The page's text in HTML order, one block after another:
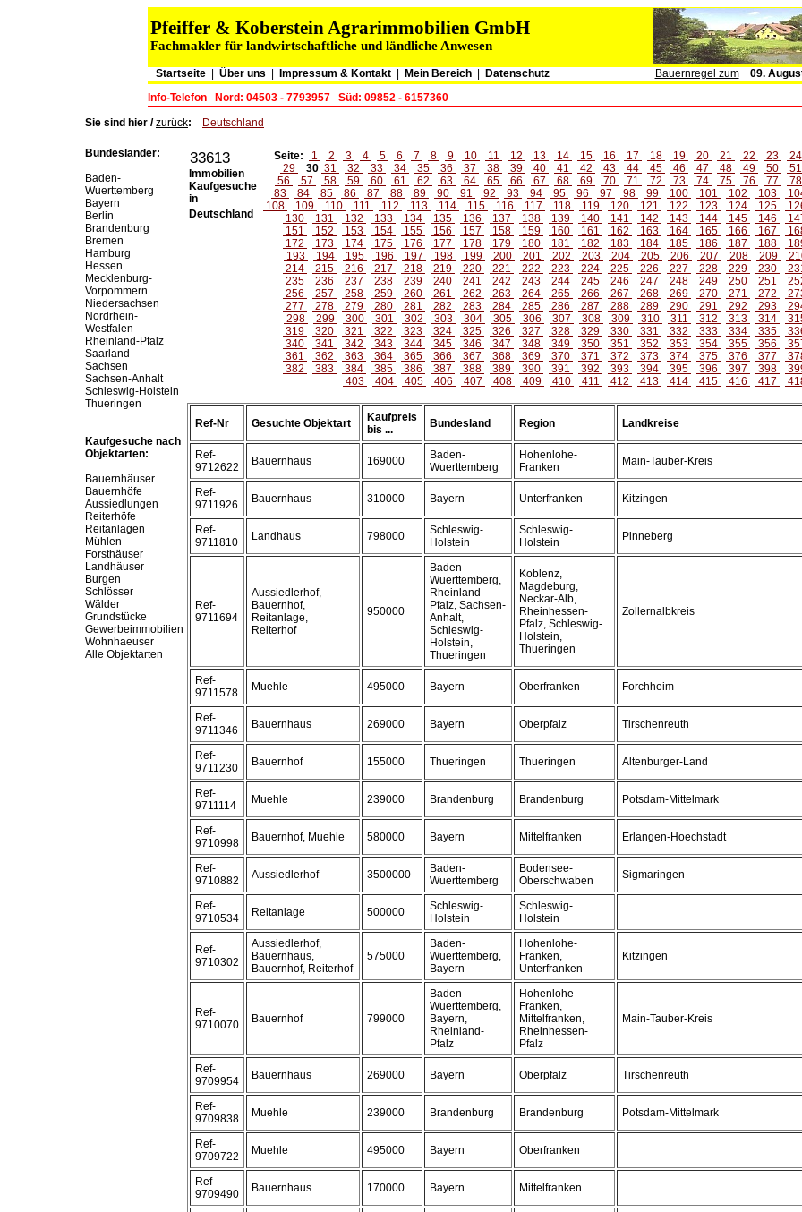
Pfeiffer & Koberstein Agrarimmobilien GmbH
Fachmakler für landwirtschaftliche und ländliche Anwesen
Startseite| Über uns Impressum & Kontakt| Mein Bereich Datenschutz Bauernregel zum
09.
Info-Telefon
Nord: 04503 - 7793957 Süd: 09852 - 6157360
Sie sind hier /zurück: Deutschland
Bundesländer:
Baden-
Wuerttemberg
Bayern
Berlin
Brandenburg
Bremen
Hamburg
Hessen
Mecklenburg-
Vorpommern
Niedersachsen
Nordrhein-
Westfalen
Rheinland-Pfalz
Saarland
Sachsen
Sachsen-Anhalt
Schleswig-Holstein
Thueringen
Kaufgesuche nach
Objektarten:
Bauernhäuser
Bauernhöfe
Aussiedlungen
Reiterhöfe
Reitanlagen
Mühlen
Forsthäuser
Landhäuser
Burgen
Schlösser
Wälder
Grundstücke
Gewerbeimmobilien
Wohnhaeuser
Alle Objektarten
33613
Immobilien
Kaufgesuche
in
Deutschland
Seite: 1 2 3 4 5 6 7 8 9 10 11 12 13 14 15 16 17 18 19 20 21 22 23 24
29
30 31 32 33 34 35 36 37 38 39 40 41 42 43 44 45 46 47 48 49 50 51
56
57 58 59 60 61 62 63 64 65 66 67 68 69 70 71 72 73 74 75 76 77 78
83
84 85 86 87 88 89 90 91 92 93 94 95 96 97 98 99 100 101 102 103
108
109 110 111 112 113 114 115 116 117 118 119 120 121 122 123 124 125
130
131 132 133 134 135 136 137 138 139 140 141 142 143 144 145 146
151
152 153 154 155 156 157 158 159 160 161 162 163 164 165 166 167
172
173 174 175 176 177 178 179 180 181 182 183 184 185 186 187 188
193
194 195 196 197 198 199 200 201 202 203 204 205 206 207 208 209
214
215 216 217 218 219 220 221 222 223 224 225 226 227 228 229 230
235
236 237 238 239 240 241 242 243 244 245 246 247 248 249 250 251
256
257 258 259 260 261 262 263 264 265 266 267 268 269 270 271 272
277
278 279 280 281 282 283 284 285 286 287 288 289 290 291 292 293
298
299 300 301 302 303 304 305 306 307 308 309 310 311 312 313 314
319
320 321 322 323 324 325 326 327 328 329 330 331 332 333 334 335
340
341 342 343 344 345 346 347 348 349 350 351 352 353 354 355 356
361
362 363 364 365 366 367 368 369 370 371 372 373 374 375 376 377
382
383 384 385 386 387 388 389 390 391 392 393 394 395 396 397 398
403
404 405 406 407 408 409 410 411 412 413 414 415 416 417
Ref-Nr Gesuchte Objektart
Kaufpreis
bis ...
Bundesland Region Landkreise
Ref-
9712622
Bauernhaus 169000
Baden-
Wuerttemberg
Hohenlohe-
Franken
Main-Tauber-Kreis
Ref-
9711926
Bauernhaus 310000 Bayern Unterfranken Kitzingen
Ref-
9711810
Landhaus 798000
Schleswig-
Holstein
Schleswig-
Holstein
Pinneberg
Ref-
9711694
Aussiedlerhof,
Bauernhof,
Reitanlage,
Reiterhof
950000
Baden-
Wuerttemberg,
Rheinland-
Pfalz, Sachsen-
Anhalt,
Schleswig-
Holstein,
Thueringen
Koblenz,
Magdeburg,
Neckar-Alb,
Rheinhessen-
Pfalz, Schleswig-
Holstein,
Thueringen
Zollernalbkreis
Ref-
9711578
Muehle 495000 Bayern Oberfranken Forchheim
Ref-
9711346
Bauernhaus 269000 Bayern Oberpfalz Tirschenreuth
Ref-
9711230
Bauernhof 155000 Thueringen Thueringen Altenburger-Land
Ref-
9711114
Muehle 239000 Brandenburg Brandenburg Potsdam-Mittelmark
Ref-
9710998
Bauernhof, Muehle 580000 Bayern Mittelfranken Erlangen-Hoechstadt
Ref-
9710882
Aussiedlerhof 3500000
Baden-
Wuerttemberg
Bodensee-
Oberschwaben
Sigmaringen
Ref-
9710534
Reitanlage 500000
Schleswig-
Holstein
Schleswig-
Holstein
Ref-
9710302
Aussiedlerhof,
Bauernhaus,
Bauernhof, Reiterhof
575000
Baden-
Wuerttemberg,
Bayern
Hohenlohe-
Franken,
Unterfranken
Kitzingen
Ref-
9710070
Bauernhof 799000
Baden-
Wuerttemberg,
Bayern,
Rheinland-
Pfalz
Hohenlohe-
Franken,
Mittelfranken,
Rheinhessen-
Pfalz
Main-Tauber-Kreis
Ref-
9709954
Bauernhaus 269000 Bayern Oberpfalz Tirschenreuth
Ref-
9709838
Muehle 239000 Brandenburg Brandenburg Potsdam-Mittelmark
Ref-
9709722
Muehle 495000 Bayern Oberfranken
Ref-
9709490
Bauernhaus 170000 Bayern Mittelfranken